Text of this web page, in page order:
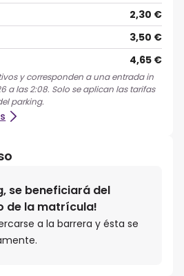
2,30 €
3,50 €
4,65 €
y corresponden a una entrada in
a las 2:08. Solo se aplican las tarifas
parking.
se beneficiará del
de la matrícula!
a la barrera y ésta se